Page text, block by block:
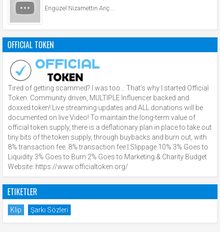
Engüzel Nizamettin Ariç ...
OFFICIAL TOKEN
Tired of getting scammed? I was too… That’s why I started Official
Token. Community driven, MULTIPLE Influencer backed and
doxxed token! Live streaming updates and ALL donations will be
documented on live Video! To maintain the long-term value of
official token supply, there is a deflationary plan in place to take out
tiny bits of the token supply, through buybacks and burn out, with
8% transaction fee. 8% transaction fee | Slippage 10% 3% Goes to
Liquidity 3% Goes to Burn 2% Goes to Marketing & Charity Budget
Website: https://www.officialtoken.org/
ETIKETLER
Klip Şarkı Sözleri